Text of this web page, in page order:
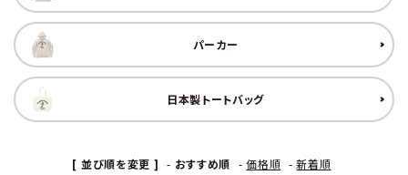
パーカー
日本製トートバッグ
[ 並び順を変更 ] - おすすめ順 -価格順 -新着順